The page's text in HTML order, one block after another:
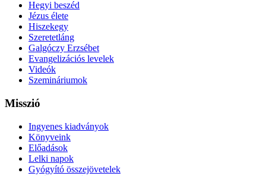
Hegyi beszéd
Jézus élete
Hiszekegy
Szeretetláng
Galgóczy Erzsébet
Evangelizációs levelek
Videók
Szemináriumok
Misszió
Ingyenes kiadványok
Könyveink
Előadások
Lelki napok
Gyógyító összejövetelek